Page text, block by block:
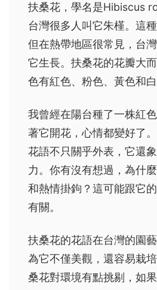
扶桑花，學名是Hibiscus
台灣很多人叫它朱槿。這
但在熱帶地區很常見，台
它生長。扶桑花的花瓣大
色有紅色、粉色、黃色和白
我曾經在陽台種了一株紅
著它開花，心情都變好了
花語不只關乎外表，它還
力。你有沒有想過，為什
和熱情掛鉤？這可能跟它
有關。
扶桑花的花語在台灣的園
為它不僅美觀，還容易栽
桑花對環境有點挑剔，如